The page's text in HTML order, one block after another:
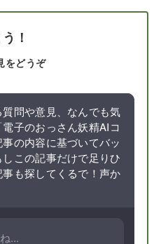
！
をどうぞ
問や意見、なんでも気
子のおっさん妖精AIコ
の内容に基づいてバッ
この記事だけで足りひ
も探してくるで！声か